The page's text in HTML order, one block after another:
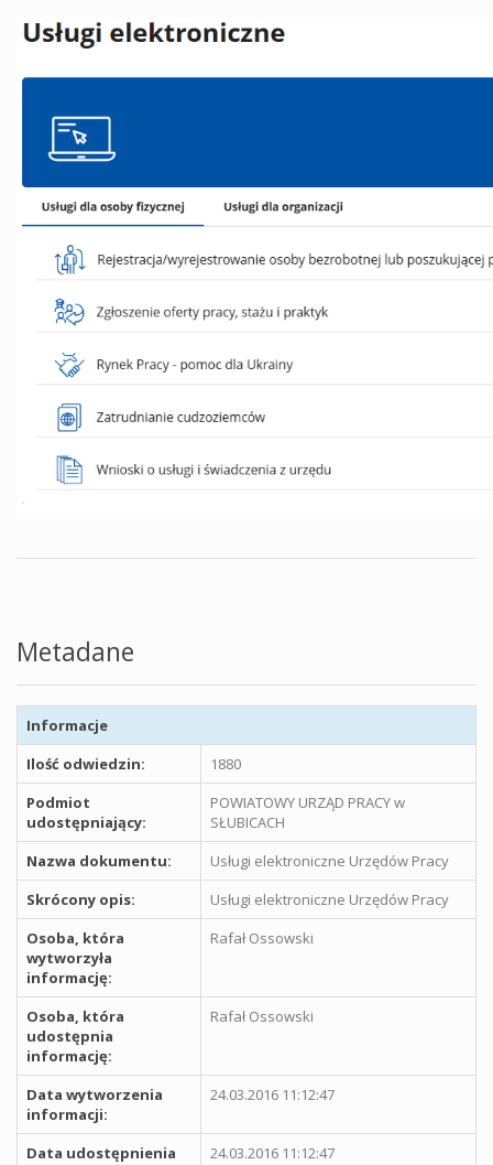
Metadane
Informacje
Ilość odwiedzin:
1880
Podmiot
udostępniający:
POWIATOWY URZĄD PRACY w
SŁUBICACH
Nazwa dokumentu:
Usługi elektroniczne Urzędów Pracy
Skrócony opis:
Usługi elektroniczne Urzędów Pracy
Osoba, która
wytworzyła
informację:
Rafał Ossowski
Osoba, która
udostępnia
informację:
Rafał Ossowski
Data wytworzenia
informacji:
24.03.2016 11:12:47
Data udostępnienia
24.03.2016 11:12:47